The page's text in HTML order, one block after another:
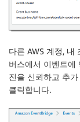
다른 AWS 계정, 내
버스에서 이벤트에
진을 신뢰하고 추
클릭합니다.